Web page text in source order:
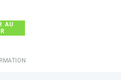
AU